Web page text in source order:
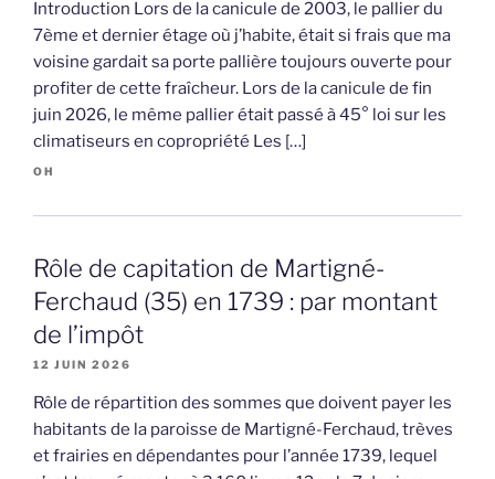
Introduction Lors de la canicule de 2003, le pallier du
7ème et dernier étage où j’habite, était si frais que ma
voisine gardait sa porte pallière toujours ouverte pour
profiter de cette fraîcheur. Lors de la canicule de fin
juin 2026, le même pallier était passé à 45° loi sur les
climatiseurs en copropriété Les […]
OH
Rôle de capitation de Martigné-
Ferchaud (35) en 1739 : par montant
de l’impôt
12 JUIN 2026
Rôle de répartition des sommes que doivent payer les
habitants de la paroisse de Martigné-Ferchaud, trèves
et frairies en dépendantes pour l’année 1739, lequel